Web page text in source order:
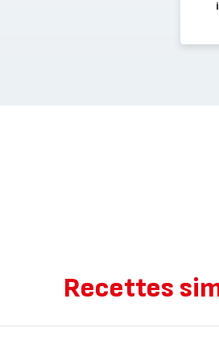
Recettes